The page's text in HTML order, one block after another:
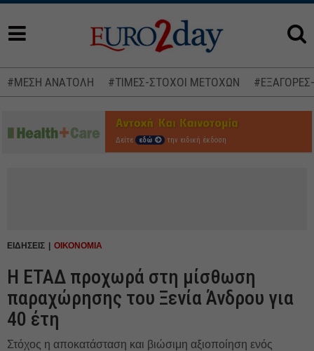
#ΜΕΣΗ ΑΝΑΤΟΛΗ #ΤΙΜΕΣ-ΣΤΟΧΟΙ ΜΕΤΟΧΩΝ
Δείτε εδώ την ειδική έκδοση
ΕΙΔΗΣΕΙΣ ΟΙΚΟΝΟΜΙΑ
Η ΕΤΑΔ προχωρά στη μίσθωση
παραχώρησης του Ξενία Άνδρου για
40 έτη
Στόχος η αποκατάσταση και βιώσιμη αξιοποίηση ενός